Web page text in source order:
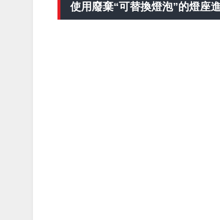
使用廢棄“可替換燈泡”的燈座